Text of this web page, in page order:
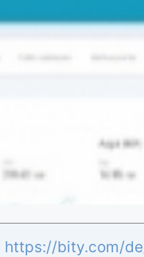
https://bity.com/